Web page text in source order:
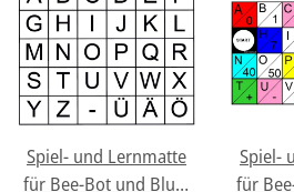
Spiel- und Lernmatte
für Bee-Bot und Blue-
Spiel-
für